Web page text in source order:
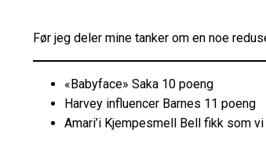
Før jeg deler mine tanker om en noe
«Babyface» Saka 10 poeng
Harvey influencer Barnes 11 poeng
Amari’i Kjempesmell Bell fikk som